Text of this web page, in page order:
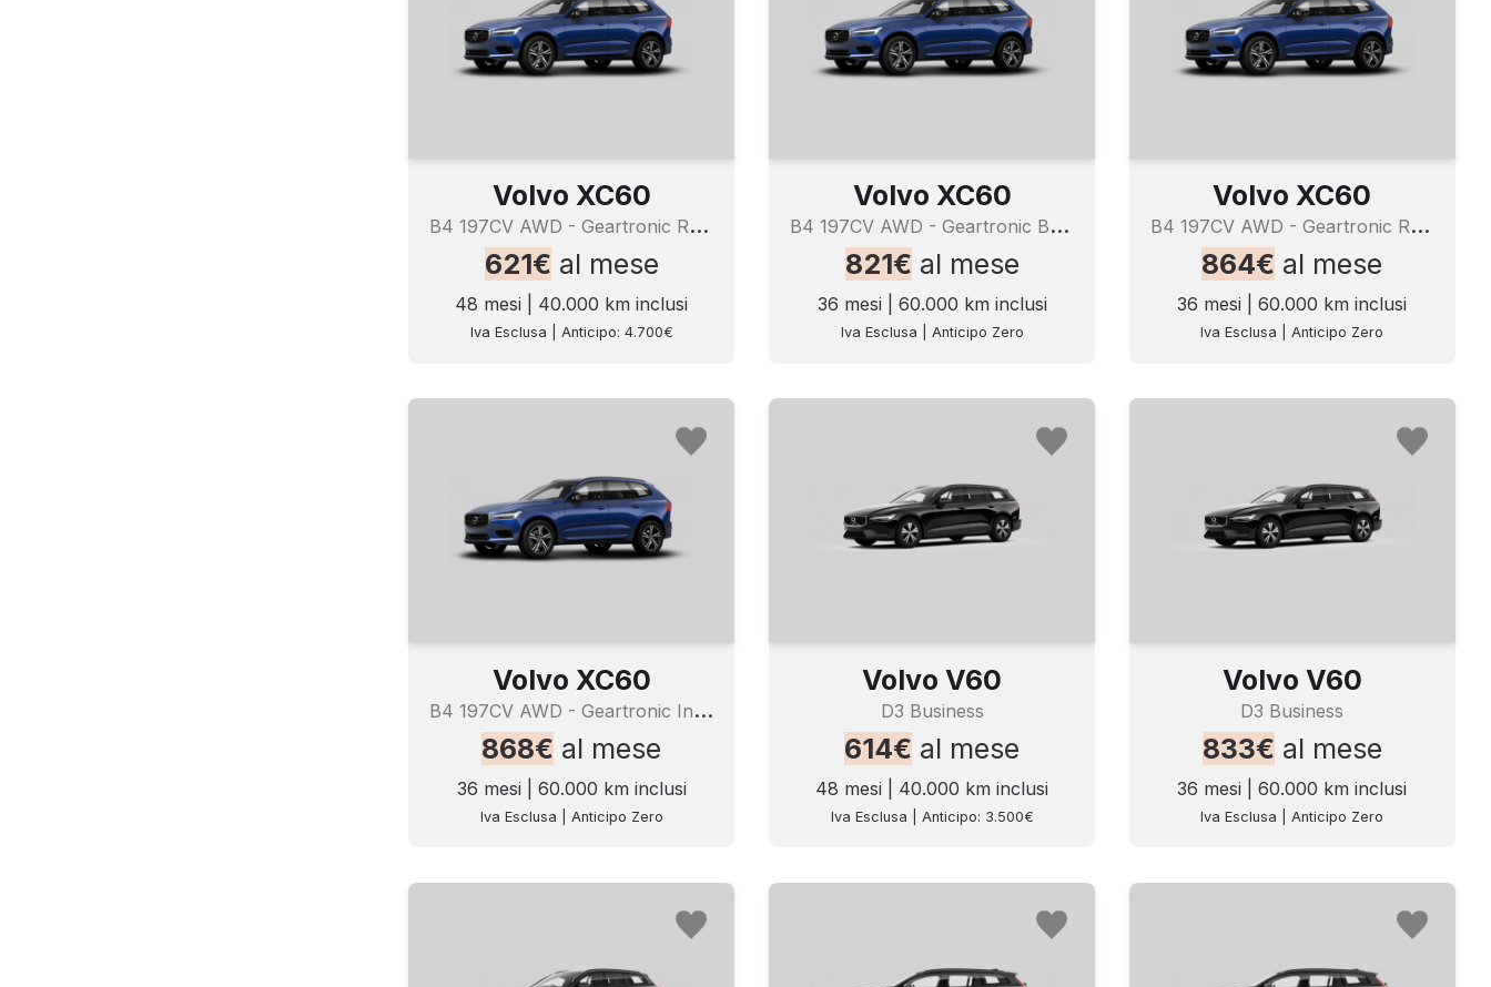
Volvo XC60
B
4 197CV AWD - Geartronic R - Design
621€ al mese
48 mesi | 40.000 km inclusi
Iva Esclusa | Anticipo: 4.700€
Volvo XC60
B
4 197CV AWD - Geartronic Business Plus
821€ al mese
36 mesi | 60.000 km inclusi
Iva Esclusa | Anticipo Zero
Volvo XC60
B
4 197CV AWD - Geartronic R - Design
864€ al mese
36 mesi | 60.000 km inclusi
Iva Esclusa | Anticipo Zero
Volvo XC60
B
4 197CV AWD - Geartronic Inscription
868€ al mese
36 mesi | 60.000 km inclusi
Iva Esclusa | Anticipo Zero
Volvo V60
D3 Business
614€ al mese
48 mesi | 40.000 km inclusi
Iva Esclusa | Anticipo: 3.500€
Volvo V60
D3 Business
833€ al mese
36 mesi | 60.000 km inclusi
Iva Esclusa | Anticipo Zero